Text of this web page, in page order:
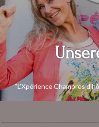
"L'Xpérience Chambres